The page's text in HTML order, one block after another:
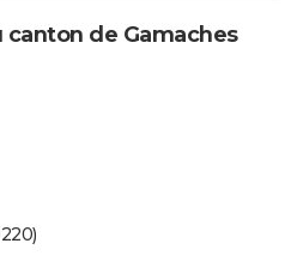
de Gamaches